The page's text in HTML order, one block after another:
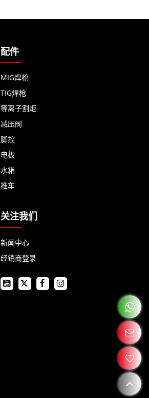
配件
MIG焊枪
TIG焊枪
等离子割炬
减压阀
脚控
电极
水箱
推车
关注我们
新闻中心
经销商登录